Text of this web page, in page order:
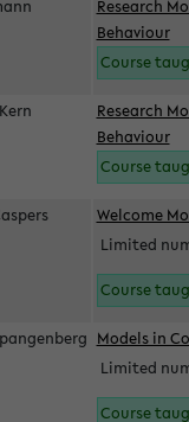
Research
Behaviour
Course
Research
Behaviour
Course
Welcome
Limited
Course
Models in
Limited
Course